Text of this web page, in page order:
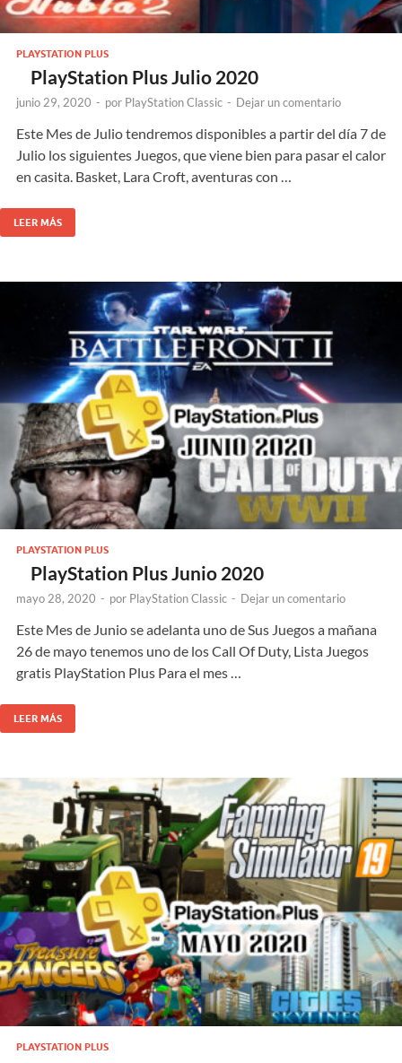
PLAYSTATION PLUS
PlayStation Plus Julio 2020
junio 29, 2020 - por PlayStation Classic - Dejar un comentario
Este Mes de Julio tendremos disponibles a partir del día 7 de
Julio los siguientes Juegos, que viene bien para pasar el calor
en casita. Basket, Lara Croft, aventuras con …
LEER MÁS
PLAYSTATION PLUS
PlayStation Plus Junio 2020
mayo 28, 2020 - por PlayStation Classic - Dejar un comentario
Este Mes de Junio se adelanta uno de Sus Juegos a mañana
26 de mayo tenemos uno de los Call Of Duty, Lista Juegos
gratis PlayStation Plus Para el mes …
LEER MÁS
PLAYSTATION PLUS